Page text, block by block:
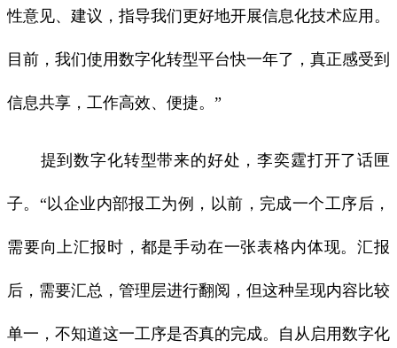
性意见、建议，指导我们更好地开展信息化技术应用。
目前，我们使用数字化转型平台快一年了，真正感受到
信息共享，工作高效、便捷。”
提到数字化转型带来的好处，李奕霆打开了话匣
子。“以企业内部报工为例，以前，完成一个工序后，
需要向上汇报时，都是手动在一张表格内体现。汇报
后，需要汇总，管理层进行翻阅，但这种呈现内容比较
单一，不知道这一工序是否真的完成。自从启用数字化